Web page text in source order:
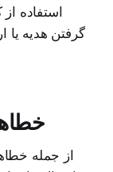
استفاده
گرفتن هدیه یا
از جمله